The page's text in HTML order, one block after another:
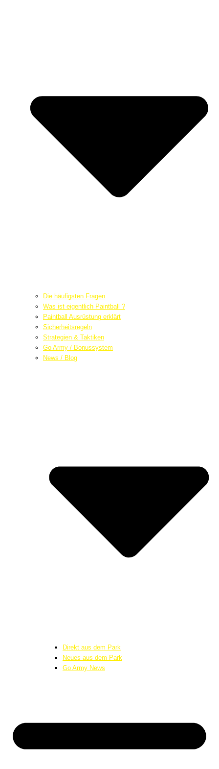
Die häufigsten Fragen
Was ist eigentlich Paintball ?
Paintball Ausrüstung erklärt
Sicherheitsregeln
Strategien & Taktiken
Go Army / Bonussystem
News / Blog
Direkt aus dem Park
Neues aus dem Park
Go Army News